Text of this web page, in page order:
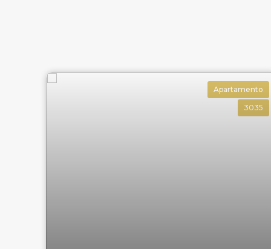
Apartamento
3035